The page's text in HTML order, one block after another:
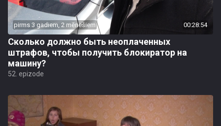
pirms 3 gadiem, 2 mēnešiem 00:28:54
Сколько должно быть неоплаченных
штрафов, чтобы получить блокиратор на
машину?
52. epizode